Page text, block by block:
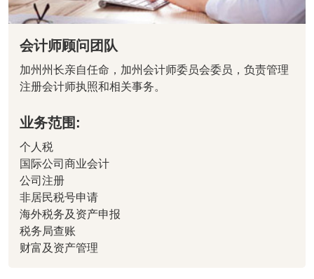
会计师顾问团队
加州州长亲自任命，加州会计师委员会委员，负责管理
注册会计师执照和相关事务。
业务范围:
个人税
国际公司商业会计
公司注册
非居民税号申请
海外税务及资产申报
税务局查账
财富及资产管理